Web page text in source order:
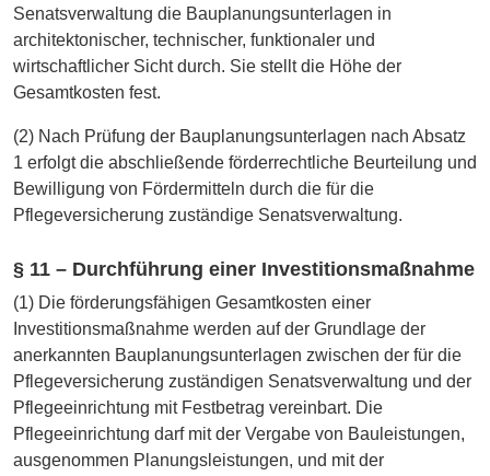
Senatsverwaltung die Bauplanungsunterlagen in
architektonischer, technischer, funktionaler und
wirtschaftlicher Sicht durch. Sie stellt die Höhe der
Gesamtkosten fest.
(2) Nach Prüfung der Bauplanungsunterlagen nach Absatz
1 erfolgt die abschließende förderrechtliche Beurteilung und
Bewilligung von Fördermitteln durch die für die
Pflegeversicherung zuständige Senatsverwaltung.
§ 11 – Durchführung einer Investitionsmaßnahme
(1) Die förderungsfähigen Gesamtkosten einer
Investitionsmaßnahme werden auf der Grundlage der
anerkannten Bauplanungsunterlagen zwischen der für die
Pflegeversicherung zuständigen Senatsverwaltung und der
Pflegeeinrichtung mit Festbetrag vereinbart. Die
Pflegeeinrichtung darf mit der Vergabe von Bauleistungen,
ausgenommen Planungsleistungen, und mit der